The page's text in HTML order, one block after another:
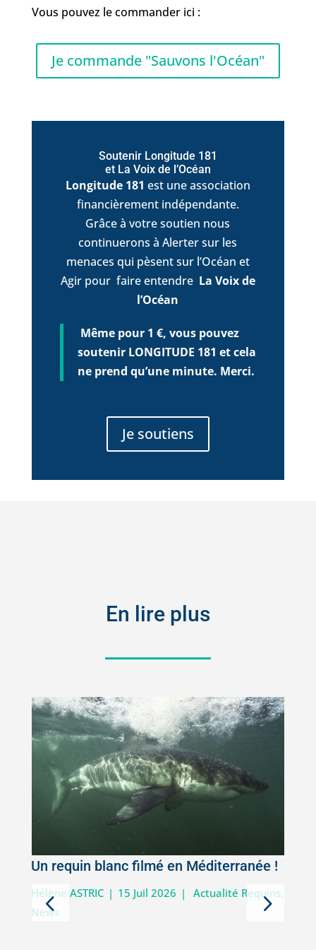
Vous pouvez le commander ici :
Je commande "Sauvons l'Océan"
Soutenir Longitude 181
et La Voix de l’Océan
Longitude 181 est une association
financièrement indépendante.
Grâce à votre soutien nous
continuerons à Alerter sur les
menaces qui pèsent sur l’Océan et
Agir pour faire entendre La Voix de
l’Océan
Même pour 1 €, vous pouvez
soutenir LONGITUDE 181 et cela
ne prend qu’une minute. Merci.
Je soutiens
En lire plus
Un requin blanc filmé en Méditerranée !
Hélène ASTRIC | 15 Juil 2026 | Actualité Requins,
News